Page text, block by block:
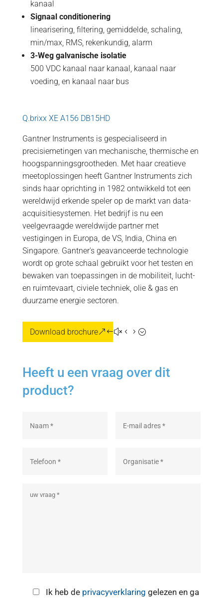
kanaal
Signaal conditionering
linearisering, filtering, gemiddelde, schaling,
min/max, RMS, rekenkundig, alarm
3-Weg galvanische isolatie
500 VDC kanaal naar kanaal, kanaal naar
voeding, en kanaal naar bus
Q.brixx XE A156 DB15HD
Gantner Instruments is gespecialiseerd in
precisiemetingen van mechanische, thermische en
hoogspanningsgrootheden. Met haar creatieve
meetoplossingen heeft Gantner Instruments zich
sinds haar oprichting in 1982 ontwikkeld tot een
wereldwijd erkende speler op de markt van data-
acquisitiesystemen. Het bedrijf is nu een
veelgevraagde wereldwijde partner met
vestigingen in Europa, de VS, India, China en
Singapore. Gantner's geavanceerde technologie
wordt op grote schaal gebruikt voor het testen en
bewaken van toepassingen in de mobiliteit, lucht-
en ruimtevaart, civiele techniek, olie & gas en
duurzame energie sectoren.
Download brochure
Heeft u een vraag over dit
product?
Ik heb de privacyverklaring gelezen en ga